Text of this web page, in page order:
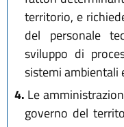
territorio, e
del personale
sviluppo di
sistemi ambientali
4. Le
governo del